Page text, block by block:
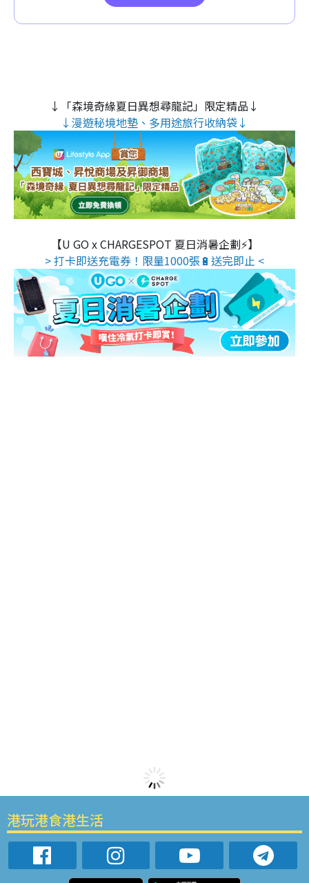
↓「森境奇緣夏日異想尋龍記」限定精品↓
↓漫遊秘境地墊、多用途旅行收納袋↓
【U GO x CHARGESPOT 夏日消暑企劃⚡】
> 打卡即送充電券！限量1000張🔋送完即止 <
港玩港食港生活